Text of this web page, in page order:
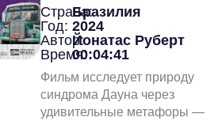
Страна:Бразилия
Год: 2024
Автор:Йонатас Руберт
Время:00:04:41
Фильм исследует природу
синдрома Дауна через
удивительные метафоры —